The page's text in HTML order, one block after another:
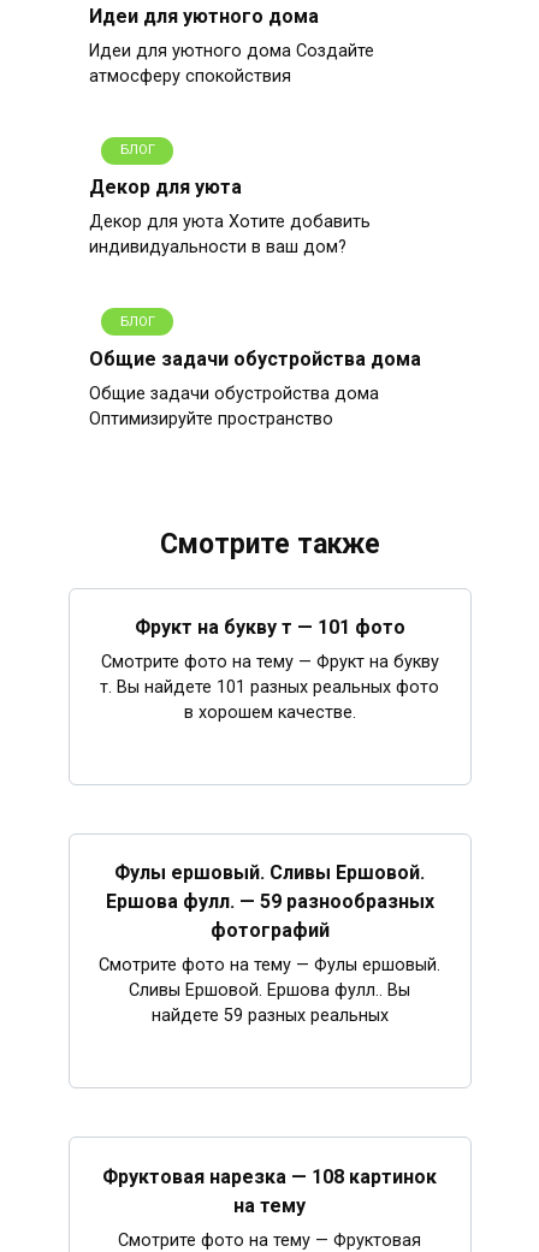
Идеи для уютного дома
Идеи для уютного дома Создайте
атмосферу спокойствия
БЛОГ
Декор для уюта
Декор для уюта Хотите добавить
индивидуальности в ваш дом?
БЛОГ
Общие задачи обустройства дома
Общие задачи обустройства дома
Оптимизируйте пространство
Смотрите также
Фрукт на букву т — 101 фото
Смотрите фото на тему — Фрукт на букву
т. Вы найдете 101 разных реальных фото
в хорошем качестве.
Фулы ершовый. Сливы Ершовой.
Ершова фулл. — 59 разнообразных
фотографий
Смотрите фото на тему — Фулы ершовый.
Сливы Ершовой. Ершова фулл.. Вы
найдете 59 разных реальных
Фруктовая нарезка — 108 картинок
на тему
Смотрите фото на тему — Фруктовая